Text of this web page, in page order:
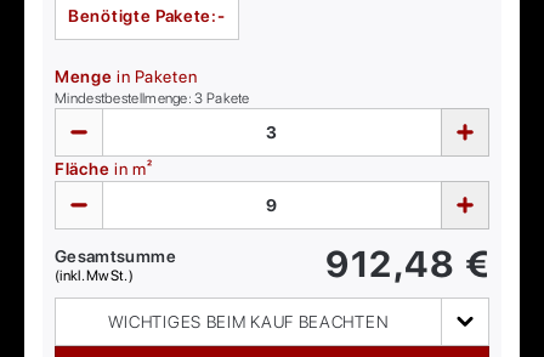
Benötigte Pakete:-
Menge in Paketen
Mindestbestellmenge:3 Pakete
Fläche in m²
Gesamtsumme
(inkl. MwSt.) 912,48 €
WICHTIGES BEIM KAUF BEACHTEN